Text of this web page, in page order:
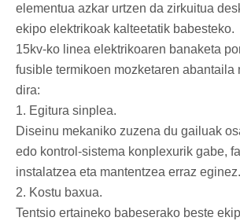
elementua azkar urtzen da zirkuitua
ekipo elektrikoak kalteetatik babesteko.
15kv-ko linea elektrikoaren banaketa
fusible termikoen mozketaren abantaila
dira:
1. Egitura sinplea.
Diseinu mekaniko zuzena du gailuak
edo kontrol-sistema konplexurik gabe,
instalatzea eta mantentzea erraz eginez.
2. Kostu baxua.
Tentsio ertaineko babeserako beste